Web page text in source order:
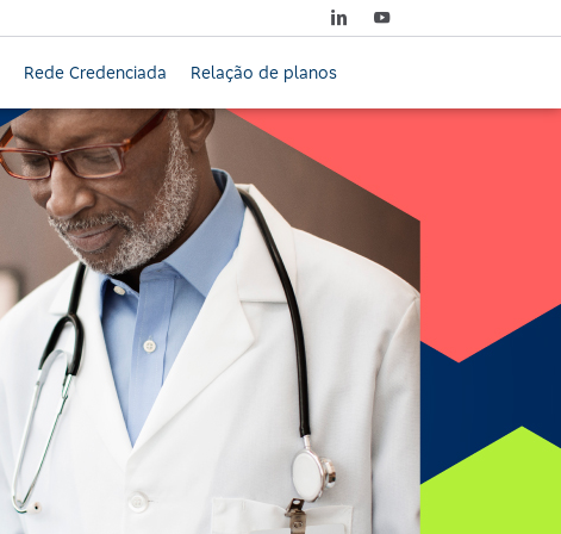
Rede Credenciada Relação de planos